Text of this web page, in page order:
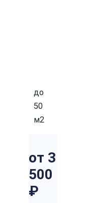
до
50
м2
от 3
500
₽